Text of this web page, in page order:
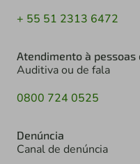
+ 55 51 2313 6472
Atendimento à pessoas
Auditiva ou de fala
0800 724 0525
Denúncia
Canal de denúncia